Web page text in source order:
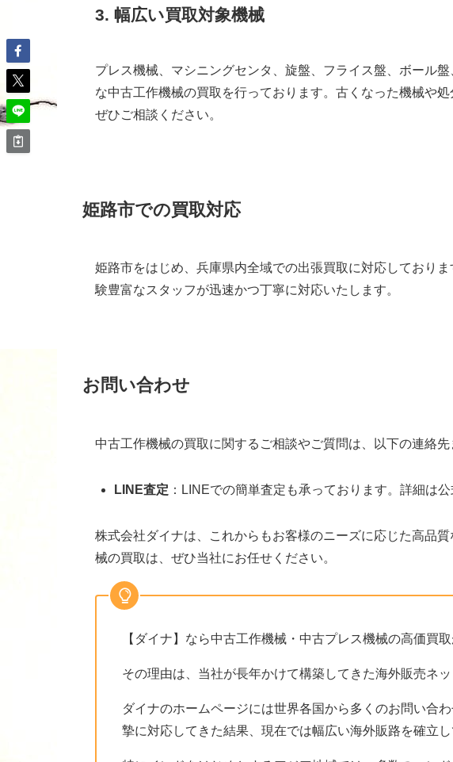
3. 幅広い買取対象機械
プレス機械、マシニングセンタ、旋盤、フライス盤、ボール
な中古工作機械の買取を行っております。古くなった機械や
ぜひご相談ください。
姫路市での買取対応
姫路市をはじめ、兵庫県内全域での出張買取に対応しており
験豊富なスタッフが迅速かつ丁寧に対応いたします。
お問い合わせ
中古工作機械の買取に関するご相談やご質問は、以下の連絡
LINE査定 ：LINEでの簡単査定も承っております。詳細は
株式会社ダイナは、これからもお客様のニーズに応じた高品
械の買取は、ぜひ当社にお任せください。
【ダイナ】なら中古工作機械・中古プレス機械の高価買取
その理由は、当社が長年かけて構築してきた海外販売ネッ
ダイナのホームページには世界各国から多くのお問い合
摯に対応してきた結果、現在では幅広い海外販路を確立し